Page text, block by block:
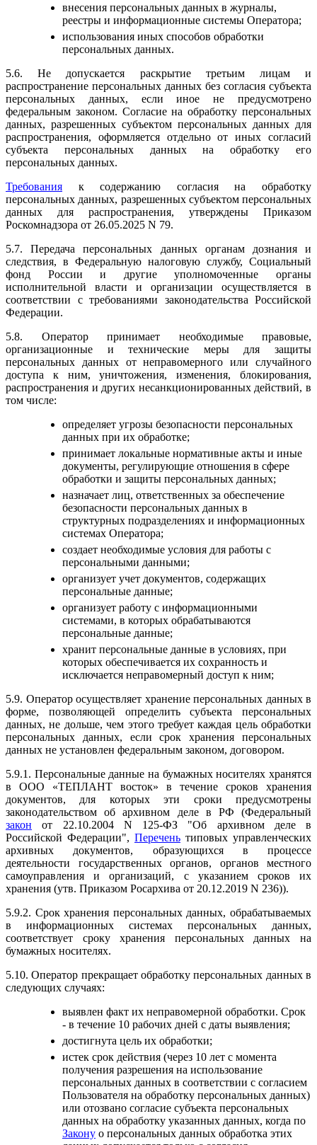
внесения персональных данных в журналы,
реестры и информационные системы Оператора;
использования иных способов обработки
персональных данных.
5.6. Не допускается раскрытие третьим лицам и
распространение персональных данных без согласия субъекта
персональных данных, если иное не предусмотрено
федеральным законом. Согласие на обработку персональных
данных, разрешенных субъектом персональных данных для
распространения, оформляется отдельно от иных согласий
субъекта персональных данных на обработку его
персональных данных.
Требования к содержанию согласия на обработку
персональных данных, разрешенных субъектом персональных
данных для распространения, утверждены Приказом
Роскомнадзора от 26.05.2025 N 79.
5.7. Передача персональных данных органам дознания и
следствия, в Федеральную налоговую службу, Социальный
фонд России и другие уполномоченные органы
исполнительной власти и организации осуществляется в
соответствии с требованиями законодательства Российской
Федерации.
5.8. Оператор принимает необходимые правовые,
организационные и технические меры для защиты
персональных данных от неправомерного или случайного
доступа к ним, уничтожения, изменения, блокирования,
распространения и других несанкционированных действий, в
том числе:
определяет угрозы безопасности персональных
данных при их обработке;
принимает локальные нормативные акты и иные
документы, регулирующие отношения в сфере
обработки и защиты персональных данных;
назначает лиц, ответственных за обеспечение
безопасности персональных данных в
структурных подразделениях и информационных
системах Оператора;
создает необходимые условия для работы с
персональными данными;
организует учет документов, содержащих
персональные данные;
организует работу с информационными
системами, в которых обрабатываются
персональные данные;
хранит персональные данные в условиях, при
которых обеспечивается их сохранность и
исключается неправомерный доступ к ним;
5.9. Оператор осуществляет хранение персональных данных в
форме, позволяющей определить субъекта персональных
данных, не дольше, чем этого требует каждая цель обработки
персональных данных, если срок хранения персональных
данных не установлен федеральным законом, договором.
5.9.1. Персональные данные на бумажных носителях хранятся
в ООО «ТЕПЛАНТ восток» в течение сроков хранения
документов, для которых эти сроки предусмотрены
законодательством об архивном деле в РФ (Федеральный
закон от 22.10.2004 N 125-ФЗ "Об архивном деле в
Российской Федерации", Перечень типовых управленческих
архивных документов, образующихся в процессе
деятельности государственных органов, органов местного
самоуправления и организаций, с указанием сроков их
хранения (утв. Приказом Росархива от 20.12.2019 N 236)).
5.9.2. Срок хранения персональных данных, обрабатываемых
в информационных системах персональных данных,
соответствует сроку хранения персональных данных на
бумажных носителях.
5.10. Оператор прекращает обработку персональных данных в
следующих случаях:
выявлен факт их неправомерной обработки. Срок
- в течение 10 рабочих дней с даты выявления;
достигнута цель их обработки;
истек срок действия (через 10 лет с момента
получения разрешения на использование
персональных данных в соответствии с согласием
Пользователя на обработку персональных данных)
или отозвано согласие субъекта персональных
данных на обработку указанных данных, когда по
Закону о персональных данных обработка этих